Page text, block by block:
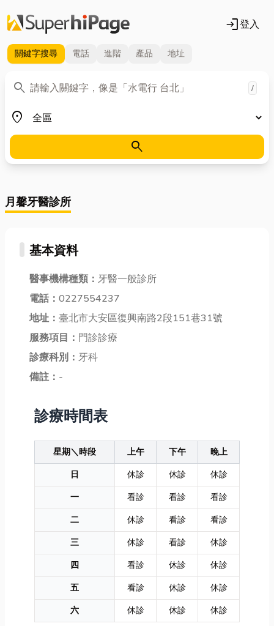
login登入
關鍵字搜尋 電話 進階 產品 地址
search
關鍵字 /
place
地區
search
月馨牙醫診所
基本資料
醫事機構種類： 牙醫一般診所
電話： 0227554237
地址： 臺北市大安區復興南路2段151巷31號
服務項目： 門診診療
診療科別： 牙科
備註： -
診療時間表
星期＼時段 上午 下午
晚上
日
休診 休診
休診
一
看診 看診
看診
二
休診 看診
看診
三
休診 看診
休診
四
看診 休診
休診
五
看診 休診
休診
六
休診 休診 休診